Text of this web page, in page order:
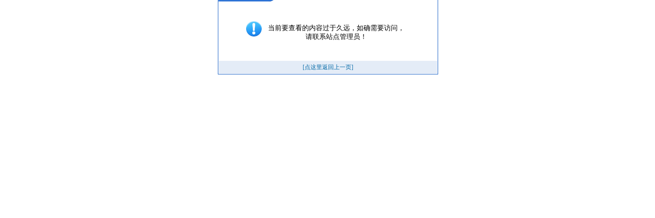
当前要查看的内容过于久远，如确需要访问，
请联系站点管理员！
[点这里返回上一页]